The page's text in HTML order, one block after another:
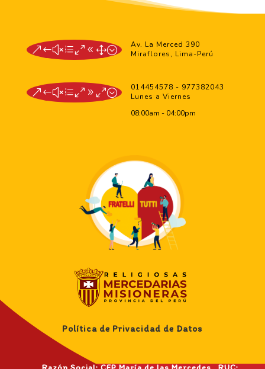
&#xe081;
Av. La Merced 390
Miraflores, Lima-Perú
&#xe090;
014454578 - 977382043
Lunes a Viernes
08:00am - 04:00pm
Política de Privacidad de Datos